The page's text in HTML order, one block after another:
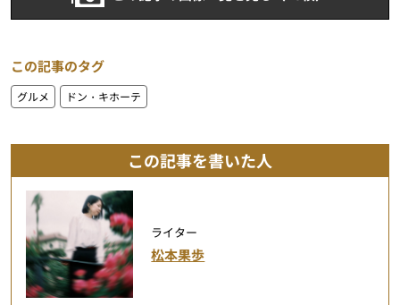
この記事のタグ
グルメ ドン・キホーテ
この記事を書いた人
ライター
松本果歩